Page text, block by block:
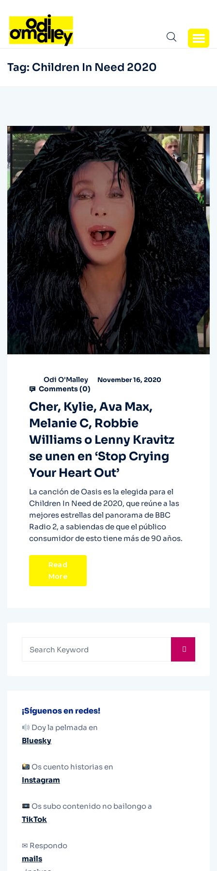
Tag: Children In Need 2020
Odi O'Malley November 16, 2020
Comments (0)
Cher, Kylie, Ava Max,
Melanie C, Robbie
Williams o Lenny Kravitz
se unen en ‘Stop Crying
Your Heart Out’
La canción de Oasis es la elegida para el
Children In Need de 2020, que reúne a las
mejores estrellas del panorama de BBC
Radio 2, a sabiendas de que el público
consumidor de esto tiene más de 90 años.
Read
More
¡Síguenos en redes!
Doy la pelmada en
Bluesky
Os cuento historias en
Instagram
Os subo contenido no bailongo a
TikTok
✉ Respondo
mails